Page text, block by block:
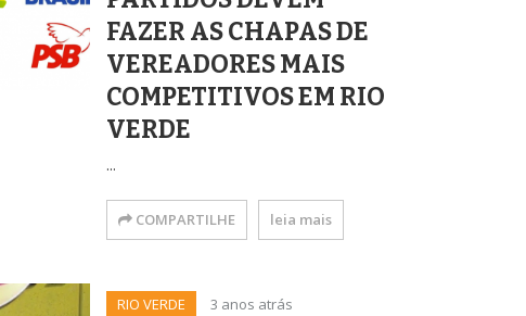
FAZER AS CHAPAS DE
VEREADORES MAIS
COMPETITIVOS EM RIO
VERDE
...
COMPARTILHE leia mais
RIO VERDE 3 anos atrás